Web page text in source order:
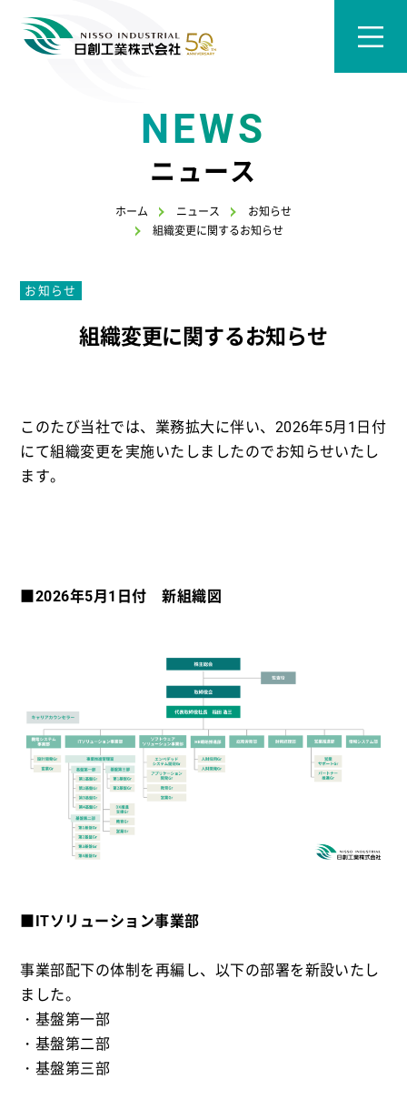
NEWS
ニュース
ホーム ニュース
お知らせ
組織変更に関するお知らせ
お知らせ
組織変更に関するお知らせ
このたび当社では、業務拡大に伴い、2026年5月1日付
にて組織変更を実施いたしましたのでお知らせいたし
ます。
■2026年5月1日付 新組織図
■ITソリューション事業部
事業部配下の体制を再編し、以下の部署を新設いたし
ました。
・基盤第一部
・基盤第二部
・基盤第三部